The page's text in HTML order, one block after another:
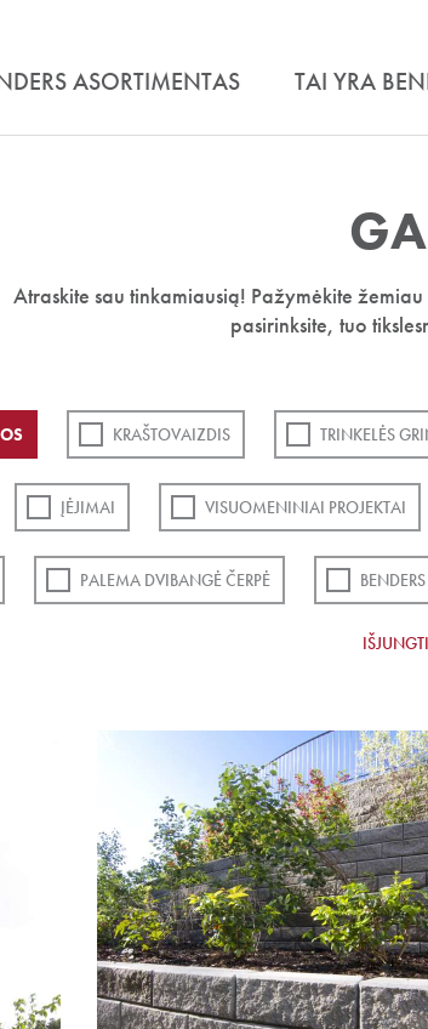
ASORTIMENTAS TAI YRA
Atraskite sau tinkamiausią! Pažymėkite
pasirinksite, tuo
KRAŠTOVAIZDIS TRINKELĖS
ĮĖJIMAI VISUOMENINIAI PROJEKTAI
PALEMA DVIBANGĖ ČERPĖ